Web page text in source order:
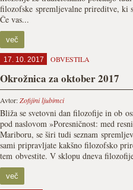
filozofske spremljevalne prireditve,
Če vas...
več
17. 10. 2017 OBVESTILA
Okrožnica za oktober 2017
Avtor:Zofijini ljubimci
Bliža se svetovni dan filozofije in ob
pod naslovom »Poresničnost: med
Mariboru, se širi tudi seznam
sami pripravljate kakšno filozofsko
tem obvestite. V sklopu dneva
več